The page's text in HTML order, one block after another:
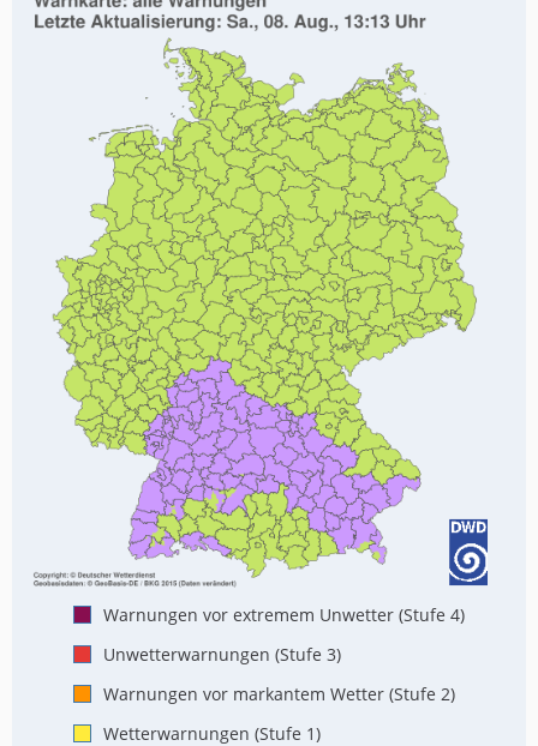
Warnungen vor extremem Unwetter (Stufe 4)
Unwetterwarnungen (Stufe 3)
Warnungen vor markantem Wetter (Stufe 2)
Wetterwarnungen (Stufe 1)